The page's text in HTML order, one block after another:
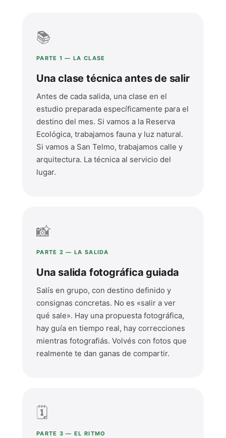
📚
PARTE 1 — LA CLASE
Una clase técnica antes de salir
Antes de cada salida, una clase en el
estudio preparada específicamente para el
destino del mes. Si vamos a la Reserva
Ecológica, trabajamos fauna y luz natural.
Si vamos a San Telmo, trabajamos calle y
arquitectura. La técnica al servicio del
lugar.
📸
PARTE 2 — LA SALIDA
Una salida fotográfica guiada
Salís en grupo, con destino definido y
consignas concretas. No es «salir a ver
qué sale». Hay una propuesta fotográfica,
hay guía en tiempo real, hay correcciones
mientras fotografiás. Volvés con fotos que
realmente te dan ganas de compartir.
🗓️
PARTE 3 — EL RITMO